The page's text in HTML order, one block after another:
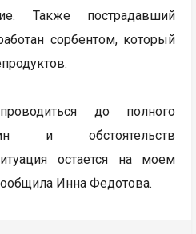
Также пострадавший
сорбентом, который
до полного
и обстоятельств
остается на моем
Инна Федотова.